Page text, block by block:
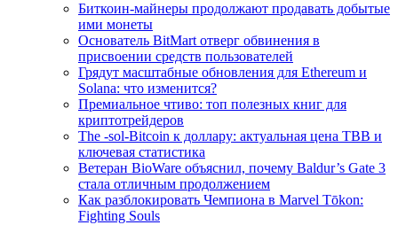
Биткоин-майнеры продолжают продавать добытые
ими монеты
Основатель BitMart отверг обвинения в
присвоении средств пользователей
Грядут масштабные обновления для Ethereum и
Solana: что изменится?
Премиальное чтиво: топ полезных книг для
криптотрейдеров
The -sol-Bitcoin к доллару: актуальная цена TBB и
ключевая статистика
Ветеран BioWare объяснил, почему Baldur’s Gate 3
стала отличным продолжением
Как разблокировать Чемпиона в Marvel Tōkon:
Fighting Souls